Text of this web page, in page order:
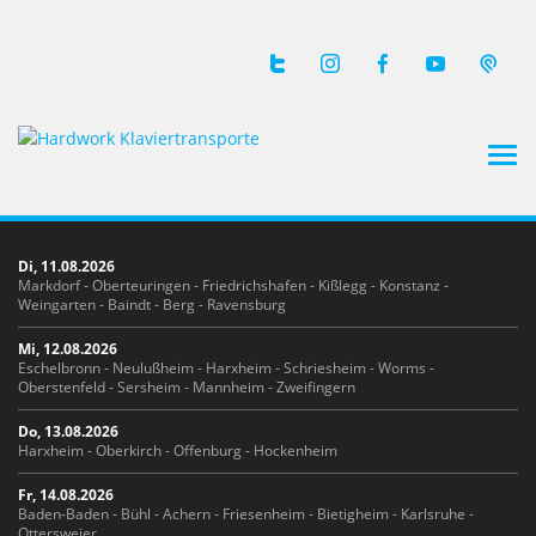
Di, 11.08.2026
Markdorf - Oberteuringen - Friedrichshafen - Kißlegg - Konstanz -
Weingarten - Baindt - Berg - Ravensburg
Mi, 12.08.2026
Eschelbronn - Neulußheim - Harxheim - Schriesheim - Worms -
Oberstenfeld - Sersheim - Mannheim - Zweifingern
Do, 13.08.2026
Harxheim - Oberkirch - Offenburg - Hockenheim
Fr, 14.08.2026
Baden-Baden - Bühl - Achern - Friesenheim - Bietigheim - Karlsruhe -